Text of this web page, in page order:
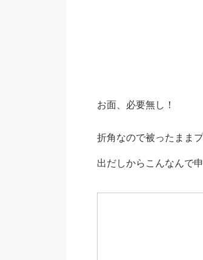
お面、必要無し！
折角なので被ったまま
出だしからこんなんで申